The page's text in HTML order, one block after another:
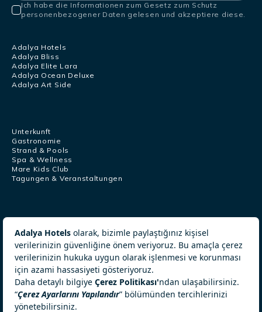
Ich habe die Informationen zum Gesetz zum Schutz
personenbezogener Daten gelesen und akzeptiere diese.
Adalya Hotels
Adalya Bliss
Adalya Elite Lara
Adalya Ocean Deluxe
Adalya Art Side
Unterkunft
Gastronomie
Strand & Pools
Spa & Wellness
Mare Kids Club
Tagungen & Veranstaltungen
+902422540807
+905326340232
[email protected]
© ADALYA Hotels 2026. All Rights Reserved.
UmweltpolitikCookie-Richtlinie